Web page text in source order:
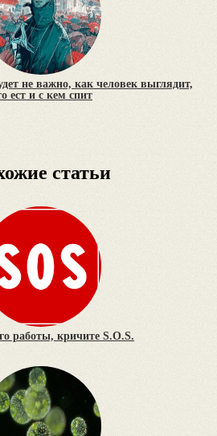
не важно, как человек выглядит,
ест и с кем спит
статьи
работы, кричите S.O.S.